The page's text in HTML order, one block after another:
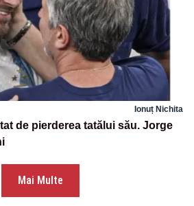
Ionuț Nichita
de pierderea tatălui său. Jorge
Mai Multe